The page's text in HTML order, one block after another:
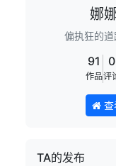
娜
偏执狂的
91
作品
0
评
查
TA的发布